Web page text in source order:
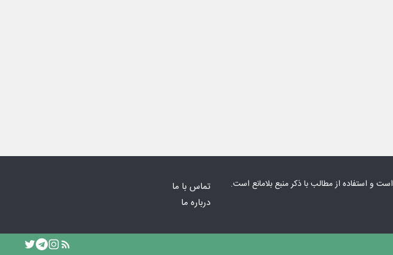
است و استفاده از مطالب با ذکر منبع بلامانع است.
تماس با ما
درباره ما